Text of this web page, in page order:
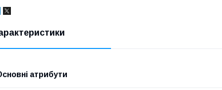
атрибути